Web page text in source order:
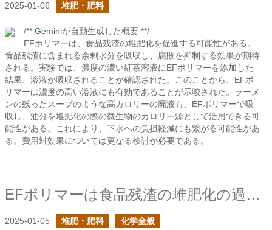
2025-01-06 堆肥・肥料
/** Geminiが自動生成した概要 **/
EFポリマーは、食品残渣の堆肥化を促進する可能性がある。
食品残渣に含まれる余剰水分を吸収し、腐敗を抑制する効果が期待
される。実験では、濃度の濃い紅茶溶液にEFポリマーを添加した
結果、溶液が吸収されることが確認された。このことから、EFポ
リマーは濃度の高い溶液にも有効であることが示唆された。ラーメ
ンの残ったスープのような高カロリーの廃液も、EFポリマーで吸
収し、油分を堆肥化の際の微生物のカロリー源として活用できる可
能性がある。これにより、下水への負担軽減にも繋がる可能性があ
る。費用対効果については更なる検討が必要である。
EFポリマーは食品残渣の堆肥化の過程を省略できるのでは？
2025-01-05 堆肥・肥料 化学全般